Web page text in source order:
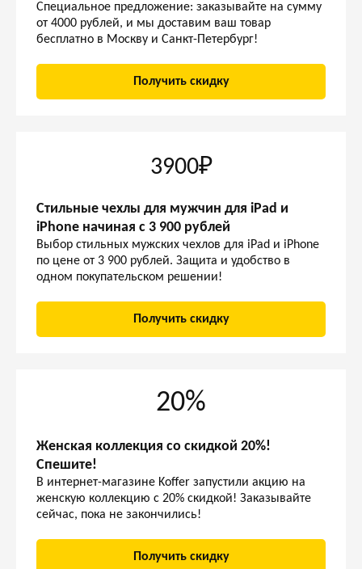
Специальное предложение: заказывайте на сумму
от 4000 рублей, и мы доставим ваш товар
бесплатно в Москву и Санкт-Петербург!
Получить скидку
3900₽
Стильные чехлы для мужчин для iPad и
iPhone начиная с 3 900 рублей
Выбор стильных мужских чехлов для iPad и iPhone
по цене от 3 900 рублей. Защита и удобство в
одном покупательском решении!
Получить скидку
20%
Женская коллекция со скидкой 20%!
Спешите!
В интернет-магазине Koffer запустили акцию на
женскую коллекцию с 20% скидкой! Заказывайте
сейчас, пока не закончились!
Получить скидку